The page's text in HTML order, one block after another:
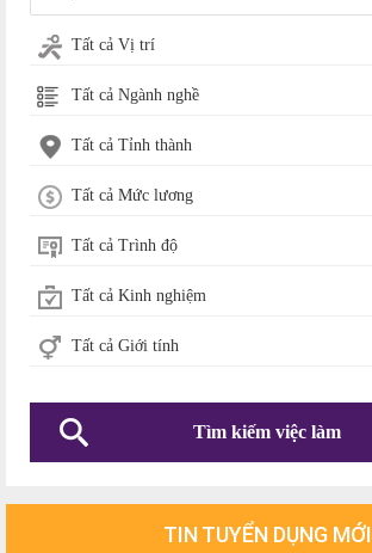
Tất cả Vị trí
Tất cả Ngành nghề
Tất cả Tỉnh thành
Tất cả Mức lương
Tất cả Trình độ
Tất cả Kinh nghiệm
Tất cả Giới tính
Tìm kiếm việc làm
TIN TUYỂN DỤNG MỚI